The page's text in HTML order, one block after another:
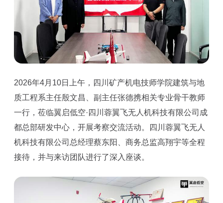
2026年4月10日上午，四川矿产机电技师学院建筑与地
质工程系主任殷文昌、副主任张德携相关专业骨干教师
一行，莅临翼启低空·四川蓉翼飞无人机科技有限公司成
都总部研发中心，开展考察交流活动。四川蓉翼飞无人
机科技有限公司总经理蔡东阳、商务总监高翔宇等全程
接待，并与来访团队进行了深入座谈。